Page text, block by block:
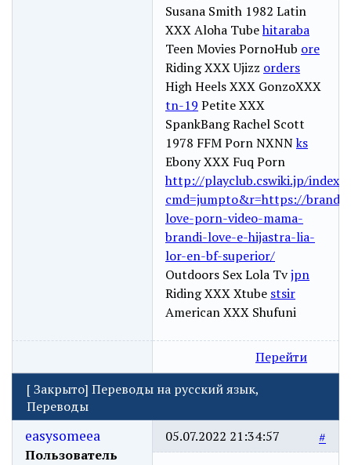
Susana Smith 1982 Latin
XXX Aloha Tubehitaraba
Teen Movies PornoHub ore
Riding XXX Ujizz orders
High Heels XXX GonzoXXX
tn-19 Petite XXX
SpankBang Rachel Scott
1978 FFM Porn NXNNks
Ebony XXX Fuq Porn
http://playclub.cswiki.jp/
cmd=jumpto&r=https://
love-porn-video-mama-
brandi-love-e-hijastra-lia-
lor-en-bf-superior/
Outdoors Sex Lola Tvjpn
Riding XXX Xtube stsir
American XXX Shufuni
Перейти
[Закрыто] Переводы на русский язык,
Переводы
easysomeea
Пользователь
#
05.07.2022 21:34:57